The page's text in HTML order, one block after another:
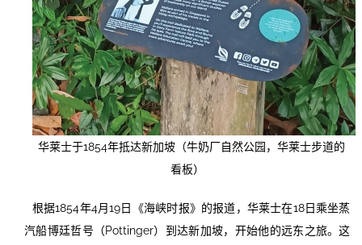
华莱士于1854年抵达新加坡（牛奶厂自然公园，华莱士步道的
看板）
根据1854年4月19日《海峡时报》的报道，华莱士在18日乘坐蒸
汽船博廷哲号（Pottinger）到达新加坡，开始他的远东之旅。这